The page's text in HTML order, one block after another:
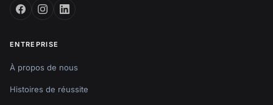
ENTREPRISE
À propos de nous
Histoires de réussite